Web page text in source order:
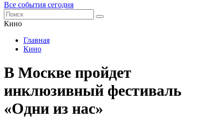
Все события сегодня
Кино
Главная
Кино
В Москве пройдет
инклюзивный фестиваль
«Одни из нас»